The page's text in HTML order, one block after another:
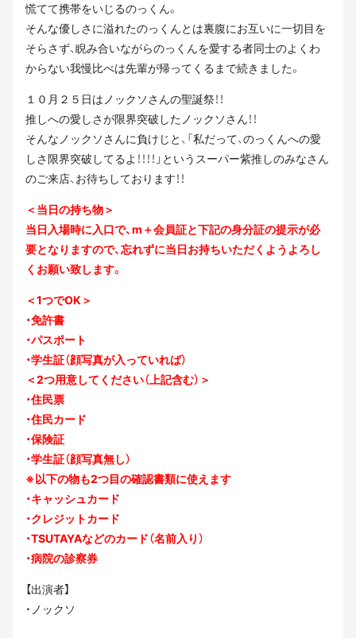
慌てて携帯をいじるのっくん。
そんな優しさに溢れたのっくんとは裏腹にお互いに一切目を
そらさず、睨み合いながらのっくんを愛する者同士のよくわ
からない我慢比べは先輩が帰ってくるまで続きました。
１０月２５日はノックソさんの聖誕祭！！
推しへの愛しさが限界突破したノックソさん！！
そんなノックソさんに負けじと、「私だって、のっくんへの愛
しさ限界突破してるよ！！！！」というスーパー紫推しのみなさん
のご来店、お待ちしております！！
＜当日の持ち物＞
当日入場時に入口で、m＋会員証と下記の身分証の提示が必
要となりますので、忘れずに当日お持ちいただくようよろし
くお願い致します。
＜1つでOK＞
・免許書
・パスポート
・学生証（顔写真が入っていれば）
＜2つ用意してください（上記含む）＞
・住民票
・住民カード
・保険証
・学生証（顔写真無し）
※以下の物も2つ目の確認書類に使えます
・キャッシュカード
・クレジットカード
・TSUTAYAなどのカード（名前入り）
・病院の診察券
【出演者】
・ノックソ